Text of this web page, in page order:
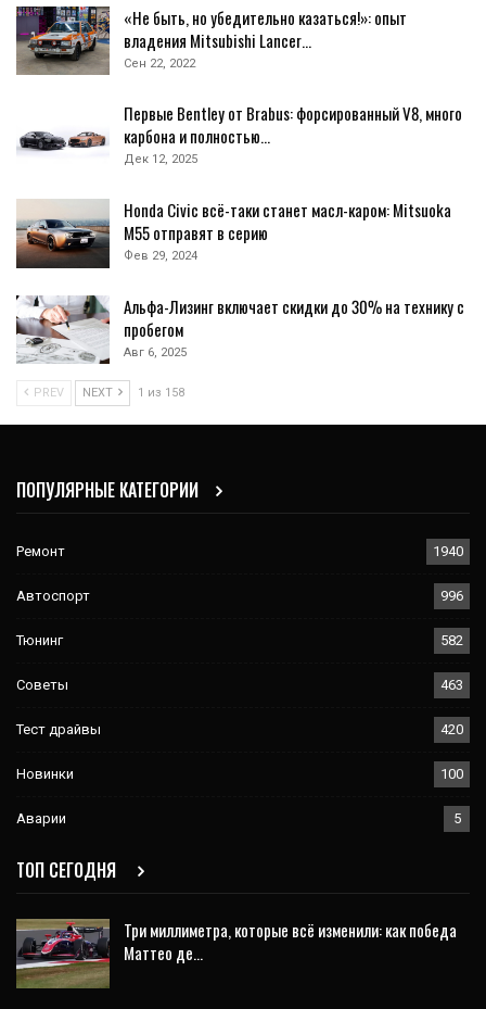
«Не быть, но убедительно казаться!»: опыт
владения Mitsubishi Lancer…
Сен 22, 2022
Первые Bentley от Brabus: форсированный V8, много
карбона и полностью…
Дек 12, 2025
Honda Civic всё-таки станет масл-каром: Mitsuoka
M55 отправят в серию
Фев 29, 2024
Альфа-Лизинг включает скидки до 30% на технику с
пробегом
Авг 6, 2025
PREV NEXT 1 из 158
ПОПУЛЯРНЫЕ КАТЕГОРИИ
Ремонт 1940
Автоспорт 996
Тюнинг 582
Советы 463
Тест драйвы 420
Новинки 100
Аварии 5
ТОП СЕГОДНЯ
Три миллиметра, которые всё изменили: как победа
Маттео де…